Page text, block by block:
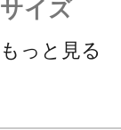
サイズ
もっと見る